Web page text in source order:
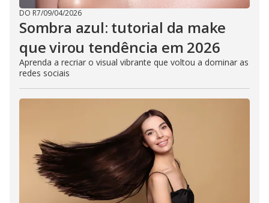
DO R7/09/04/2026
Sombra azul: tutorial da make
que virou tendência em 2026
Aprenda a recriar o visual vibrante que voltou a dominar as
redes sociais